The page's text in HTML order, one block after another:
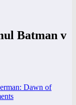
Batman v
Dawn of